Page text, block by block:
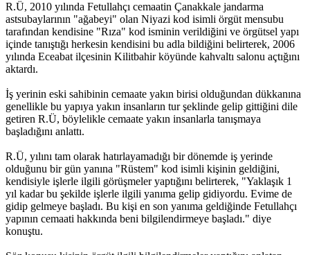
R.Ü, 2010 yılında Fetullahçı cemaatin Çanakkale jandarma
astsubaylarının "ağabeyi" olan Niyazi kod isimli örgüt mensubu
tarafından kendisine "Rıza" kod isminin verildiğini ve örgütsel yapı
içinde tanıştığı herkesin kendisini bu adla bildiğini belirterek, 2006
yılında Eceabat ilçesinin Kilitbahir köyünde kahvaltı salonu açtığını
aktardı.
İş yerinin eski sahibinin cemaate yakın birisi olduğundan dükkanına
genellikle bu yapıya yakın insanların tur şeklinde gelip gittiğini dile
getiren R.Ü, böylelikle cemaate yakın insanlarla tanışmaya
başladığını anlattı.
R.Ü, yılını tam olarak hatırlayamadığı bir dönemde iş yerinde
olduğunu bir gün yanına "Rüstem" kod isimli kişinin geldiğini,
kendisiyle işlerle ilgili görüşmeler yaptığını belirterek, "Yaklaşık 1
yıl kadar bu şekilde işlerle ilgili yanıma gelip gidiyordu. Evime de
gidip gelmeye başladı. Bu kişi en son yanıma geldiğinde Fetullahçı
yapının cemaati hakkında beni bilgilendirmeye başladı." diye
konuştu.